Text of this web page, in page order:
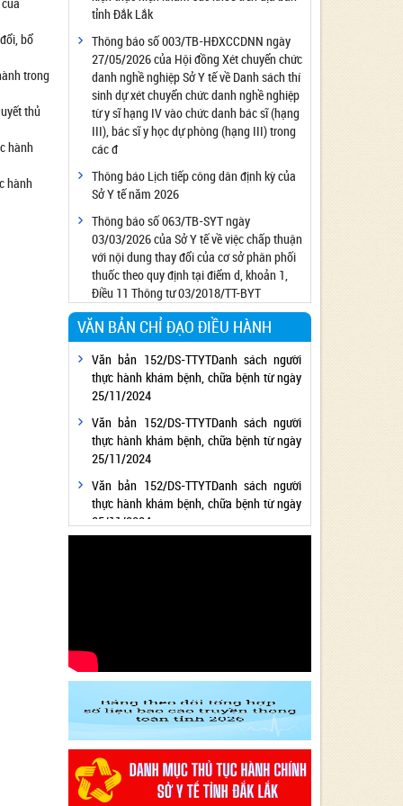
bổ
trong
thủ
hành
hành
Công bố đủ điều kiện cung cấp dịch vụ diệt
côn trùng, diệt khuẩn bằng chế phẩm
Công bố cơ sở đủ điều kiện quan trắc môi
trường lao động
Công bố hồ sơ về trang thiết bị y tế
Công bố cơ sở đủ điều kiện tiêm chủng
Cơ sở Massage đủ điều kiện hoạt động
Cơ sở thẩm mỹ đủ điều kiện hoạt động
tỉnh Đắk Lắk
Thông báo số 003/TB-HĐXCCDNN ngày
27/05/2026 của Hội đồng Xét chuyển chức
danh nghề nghiệp Sở Y tế về Danh sách thí
sinh dự xét chuyển chức danh nghề nghiệp
từ y sĩ hạng IV vào chức danh bác sĩ (hạng
III), bác sĩ y học dự phòng (hạng III) trong
các đ
Thông báo Lịch tiếp công dân định kỳ của
Sở Y tế năm 2026
Thông báo số 063/TB-SYT ngày
03/03/2026 của Sở Y tế về việc chấp thuận
với nội dung thay đổi của cơ sở phân phối
thuốc theo quy định tại điểm d, khoản 1,
Điều 11 Thông tư 03/2018/TT-BYT
VĂN BẢN CHỈ ĐẠO ĐIỀU HÀNH
Văn bản 152/DS-TTYTDanh sách người
thực hành khám bệnh, chữa bệnh từ ngày
25/11/2024
Văn bản 152/DS-TTYTDanh sách người
thực hành khám bệnh, chữa bệnh từ ngày
25/11/2024
Văn bản 152/DS-TTYTDanh sách người
thực hành khám bệnh, chữa bệnh từ ngày
25/11/2024
2024 - Lĩnh vực Y tế
Văn bản 24/KH-SYT về việc thực hiện
Chương trình hành động thực hiện Nghị
quyết số 01/NQ-CP ngày 05/01/2024 của
Chính phủ về nhiệm vụ, giải pháp chủ yếu
thực hiện Kế hoạch phát triển kinh tế - xã
hội và Dự toán ngân sách nhà nước năm
2024 - Lĩnh vực Y tế